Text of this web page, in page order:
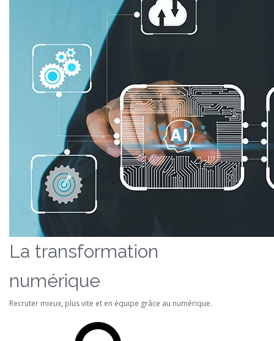
La transformation
numérique
Recruter mieux, plus vite et en équipe grâce au numérique.